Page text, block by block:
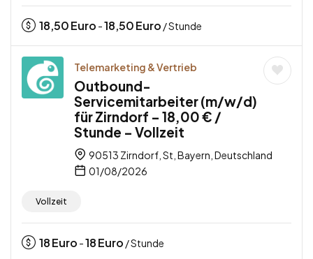
18,50Euro -18,50Euro / Stunde
Telemarketing & Vertrieb
Outbound-
Servicemitarbeiter (m/w/d)
für Zirndorf – 18,00 € /
Stunde – Vollzeit
90513 Zirndorf, St, Bayern, Deutschland
01/08/2026
Vollzeit
18Euro -18Euro / Stunde